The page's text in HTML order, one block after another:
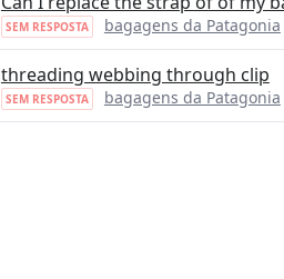
SEM RESPOSTA bagagens da Patagonia
threading webbing through clip
SEM RESPOSTA bagagens da Patagonia